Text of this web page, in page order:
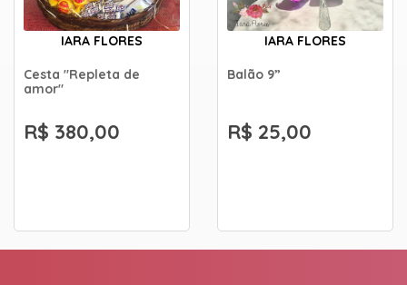
IARA FLORES
Cesta "Repleta de
amor"
R$ 380,00
IARA FLORES
Balão 9”
R$ 25,00